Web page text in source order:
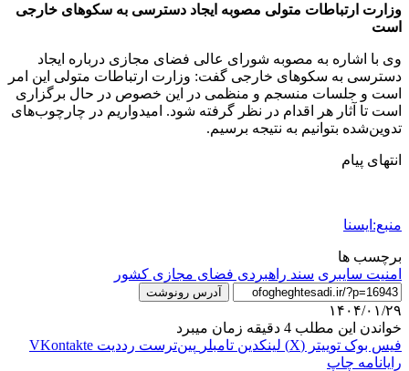
وزارت ارتباطات متولی مصوبه ایجاد دسترسی به سکوهای خارجی
است
وی با اشاره به مصوبه شورای عالی فضای مجازی درباره ایجاد
دسترسی به سکوهای خارجی گفت: وزارت ارتباطات متولی این امر
است و جلسات منسجم و منظمی در این خصوص در حال برگزاری
است تا آثار هر اقدام در نظر گرفته شود. امیدواریم در چارچوب‌های
تدوین‌شده بتوانیم به نتیجه برسیم.
انتهای پیام
منبع:ایسنا
برچسب ها
امنیت سایبری سند راهبردی فضای مجازی کشور
آدرس رونوشت
۱۴۰۴/۰۱/۲۹
خواندن این مطلب 4 دقیقه زمان میبرد
فیس بوک توییتر (X) لینکدین ‫تامبلر ‫پین‌ترست ‫رددیت ‫VKontakte
رایانامه چاپ